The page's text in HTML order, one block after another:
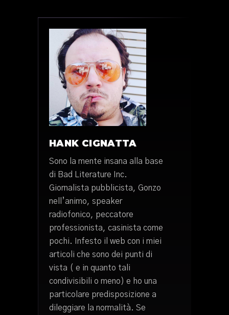
HANK CIGNATTA
Sono la mente insana alla base
di Bad Literature Inc.
Giornalista pubblicista, Gonzo
nell’animo, speaker
radiofonico, peccatore
professionista, casinista come
pochi. Infesto il web con i miei
articoli che sono dei punti di
vista ( e in quanto tali
condivisibili o meno) e ho una
particolare predisposizione a
dileggiare la normalità. Se